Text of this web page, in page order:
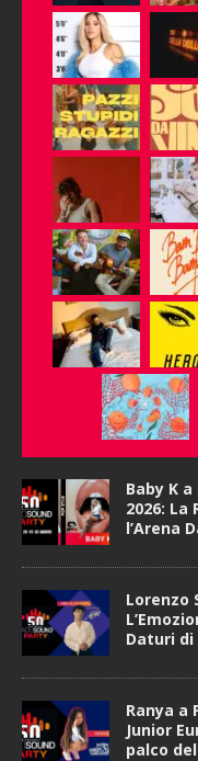
Baby K
2026:
l’Arena
Lorenzo
Daturi di
Ranya a
Junior
palco